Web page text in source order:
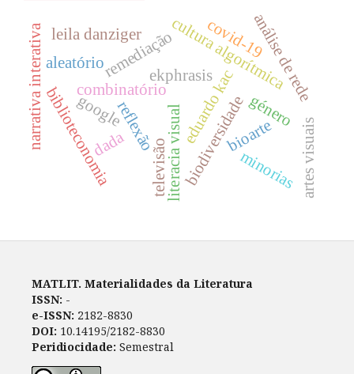
biodiversidadebioarte
combinatório
remediação
google
cultura algorítmica
literacia visual
biblioteconomia eduardo kac
aleatório análise de rede
narrativa interativa reflexão género
dada
covid-19
leila danziger
artes visuais
ekphrasis
minorias
televisão
MATLIT. Materialidades da Literatura
ISSN: -
e-ISSN: 2182-8830
DOI: 10.14195/2182-8830
Peridiocidade: Semestral